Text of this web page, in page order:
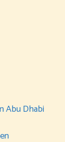
Abu Dhabi